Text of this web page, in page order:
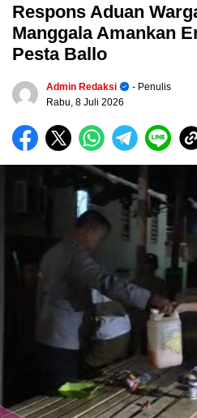
Respons Aduan
Manggala Amankan
Pesta Ballo
Admin Redaksi
- Penulis
Rabu, 8 Juli 2026